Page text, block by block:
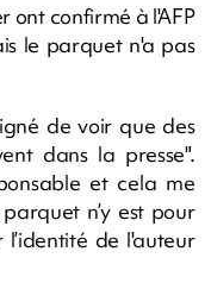
ont confirmé à l'AFP
le parquet n'a pas
de voir que des
dans la presse".
et cela me
n’y est pour
de l'auteur